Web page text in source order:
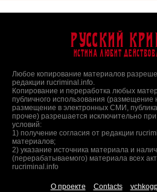
Русский
Истина любит
Любое копирование материалов
редакции rucriminal.info.
Копирование и переработка любых
публичного использования (размещение
размещение в электронных СМИ,
прочее) разрешается исключительно
условий:
1) получение согласия от редакции
материалов;
2) указание источника материала и
(перерабатываемого) материала всех
rucriminal.info
О проекте Contacts